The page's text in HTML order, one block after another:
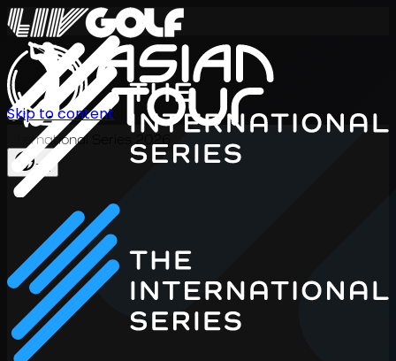
International Series 2026
ZH
Skip to content